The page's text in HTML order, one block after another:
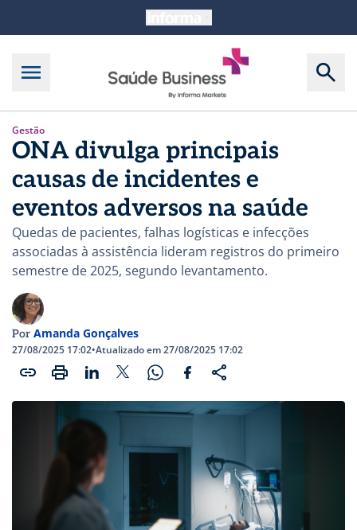
Gestão
ONA divulga principais
causas de incidentes e
eventos adversos na saúde
Quedas de pacientes, falhas logísticas e infecções
associadas à assistência lideram registros do primeiro
semestre de 2025, segundo levantamento.
Por Amanda Gonçalves
27/08/2025 17:02•Atualizado em 27/08/2025 17:02